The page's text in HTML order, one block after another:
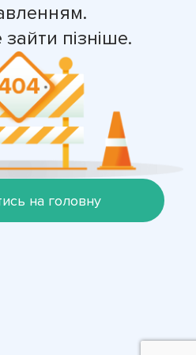
пізніше.
на головну